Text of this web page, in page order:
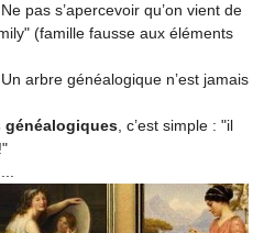
Ne pas s’apercevoir qu’on vient de
(famille fausse aux éléments
Un arbre généalogique n’est jamais
généalogiques, c’est simple : "il
...